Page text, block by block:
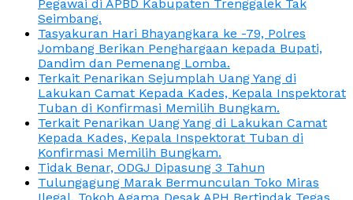
Pegawai di APBD Kabupaten Trenggalek Tak
Seimbang.
Tasyakuran Hari Bhayangkara ke -79, Polres
Jombang Berikan Penghargaan kepada Bupati,
Dandim dan Pemenang Lomba.
Terkait Penarikan Sejumplah Uang Yang di
Lakukan Camat Kepada Kades, Kepala Inspektorat
Tuban di Konfirmasi Memilih Bungkam.
Terkait Penarikan Uang Yang di Lakukan Camat
Kepada Kades, Kepala Inspektorat Tuban di
Konfirmasi Memilih Bungkam.
Tidak Benar, ODGJ Dipasung 3 Tahun
Tulungagung Marak Bermunculan Toko Miras